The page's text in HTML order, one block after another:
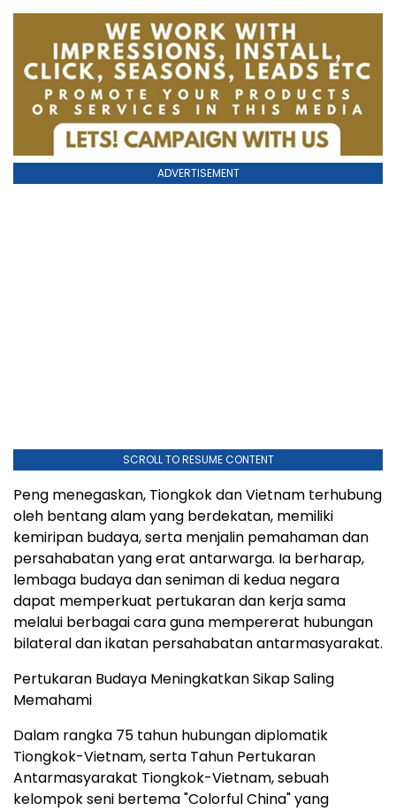
ADVERTISEMENT
SCROLL TO RESUME CONTENT
Peng menegaskan, Tiongkok dan Vietnam terhubung
oleh bentang alam yang berdekatan, memiliki
kemiripan budaya, serta menjalin pemahaman dan
persahabatan yang erat antarwarga. Ia berharap,
lembaga budaya dan seniman di kedua negara
dapat memperkuat pertukaran dan kerja sama
melalui berbagai cara guna mempererat hubungan
bilateral dan ikatan persahabatan antarmasyarakat.
Pertukaran Budaya Meningkatkan Sikap Saling
Memahami
Dalam rangka 75 tahun hubungan diplomatik
Tiongkok-Vietnam, serta Tahun Pertukaran
Antarmasyarakat Tiongkok-Vietnam, sebuah
kelompok seni bertema "Colorful China" yang